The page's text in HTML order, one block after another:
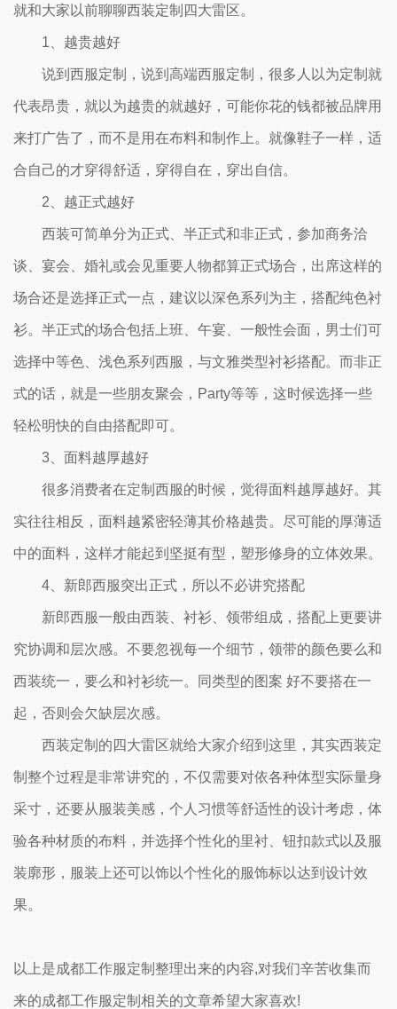
就和大家以前聊聊西装定制四大雷区。
1、越贵越好
说到西服定制，说到高端西服定制，很多人以为定制就
代表昂贵，就以为越贵的就越好，可能你花的钱都被品牌用
来打广告了，而不是用在布料和制作上。就像鞋子一样，适
合自己的才穿得舒适，穿得自在，穿出自信。
2、越正式越好
西装可简单分为正式、半正式和非正式，参加商务洽
谈、宴会、婚礼或会见重要人物都算正式场合，出席这样的
场合还是选择正式一点，建议以深色系列为主，搭配纯色衬
衫。半正式的场合包括上班、午宴、一般性会面，男士们可
选择中等色、浅色系列西服，与文雅类型衬衫搭配。而非正
式的话，就是一些朋友聚会，Party等等，这时候选择一些
轻松明快的自由搭配即可。
3、面料越厚越好
很多消费者在定制西服的时候，觉得面料越厚越好。其
实往往相反，面料越紧密轻薄其价格越贵。尽可能的厚薄适
中的面料，这样才能起到坚挺有型，塑形修身的立体效果。
4、新郎西服突出正式，所以不必讲究搭配
新郎西服一般由西装、衬衫、领带组成，搭配上更要讲
究协调和层次感。不要忽视每一个细节，领带的颜色要么和
西装统一，要么和衬衫统一。同类型的图案 好不要搭在一
起，否则会欠缺层次感。
西装定制的四大雷区就给大家介绍到这里，其实西装定
制整个过程是非常讲究的，不仅需要对依各种体型实际量身
采寸，还要从服装美感，个人习惯等舒适性的设计考虑，体
验各种材质的布料，并选择个性化的里衬、钮扣款式以及服
装廓形，服装上还可以饰以个性化的服饰标以达到设计效
果。
以上是成都工作服定制整理出来的内容,对我们辛苦收集而
来的成都工作服定制相关的文章希望大家喜欢!